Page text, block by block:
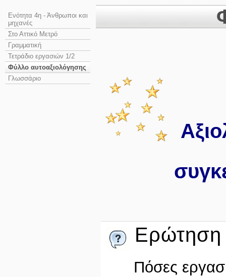
Ενότητα 4η - Άνθρωποι και
μηχανές
Στο Αττικό Μετρό
Γραμματική
Τετράδιο εργασιών 1/2
Φύλλο αυτοαξιολόγησης
Γλωσσάριο
Ερώτηση
Πόσες